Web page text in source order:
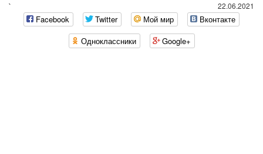
22.06.2021
`
Facebook Twitter Мой мир
Вконтакте
Одноклассники
Google+